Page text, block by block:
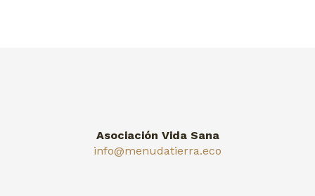
Asociación Vida Sana
info@menudatierra.eco